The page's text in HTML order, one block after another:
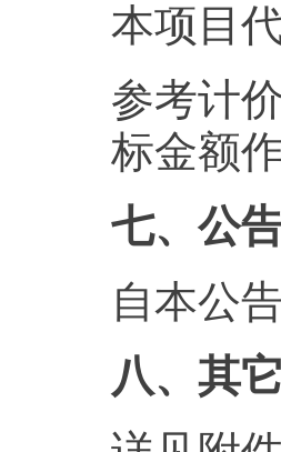
本项目
参考计
标金额
七、公
自本公
八、其